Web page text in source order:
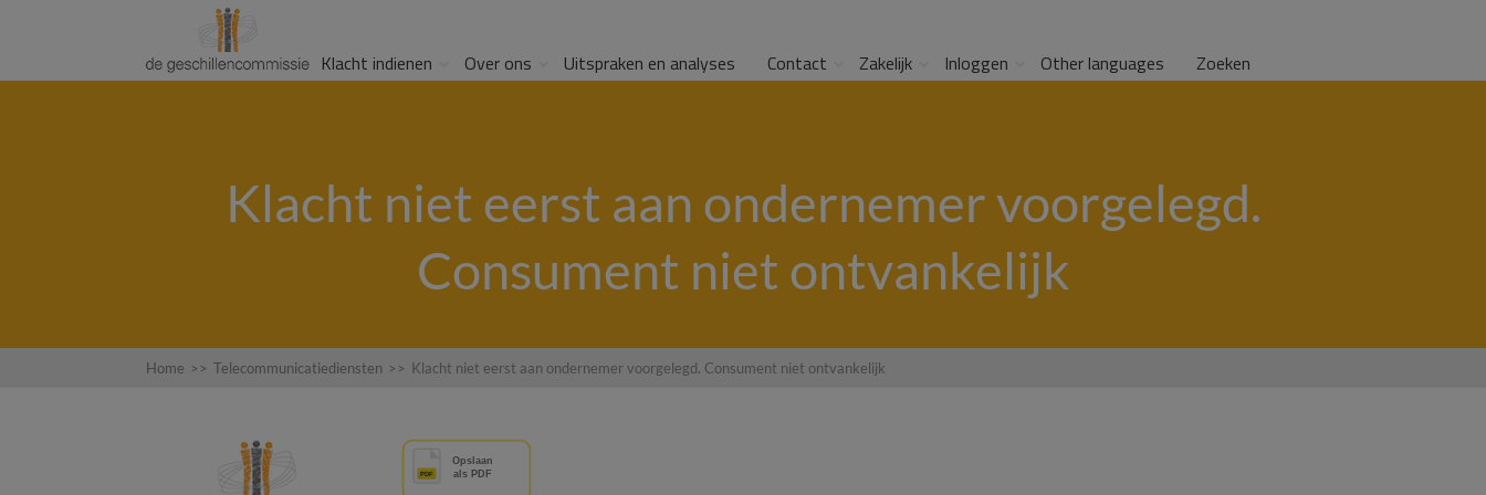
Klacht indienen Over ons Uitspraken en analyses Contact Zakelijk Inloggen Other languages Zoeken
Klacht niet eerst aan ondernemer voorgelegd.
Consument niet ontvankelijk
Home >> Telecommunicatiediensten >> Klacht niet eerst aan ondernemer voorgelegd. Consument niet ontvankelijk